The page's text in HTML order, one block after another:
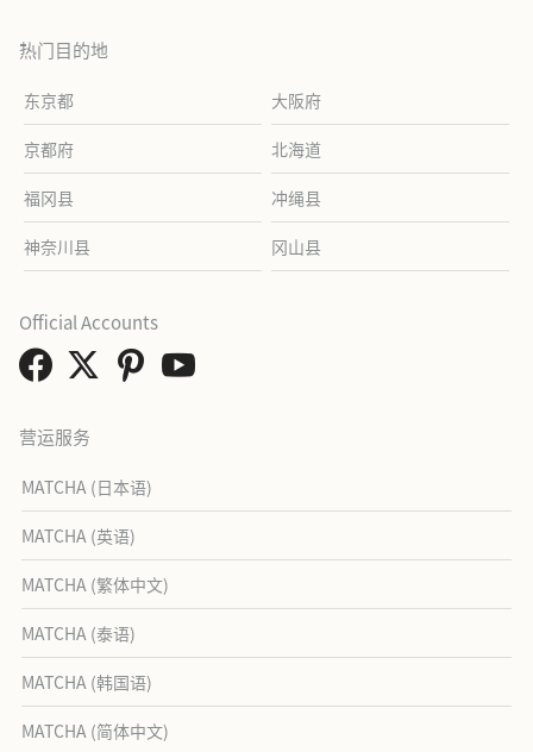
热门目的地
东京都 大阪府
京都府 北海道
福冈县 冲绳县
神奈川县 冈山县
营运服务
MATCHA (日本语)
MATCHA (英语)
MATCHA (繁体中文)
MATCHA (泰语)
MATCHA (韩国语)
MATCHA (简体中文)
Official Accounts